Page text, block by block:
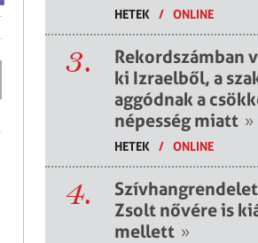
HETEK / ONLINE
3.
Rekordszámban
ki Izraelből, a
aggódnak a
népesség miatt »
HETEK / ONLINE
4.
Zsolt nővére is
mellett »